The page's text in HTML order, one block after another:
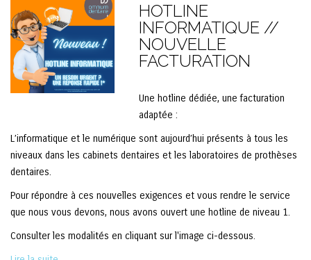
HOTLINE
INFORMATIQUE //
NOUVELLE
FACTURATION
Une hotline dédiée, une facturation
adaptée :
L’informatique et le numérique sont aujourd’hui présents à tous les
niveaux dans les cabinets dentaires et les laboratoires de prothèses
dentaires.
Pour répondre à ces nouvelles exigences et vous rendre le service
que nous vous devons, nous avons ouvert une hotline de niveau 1.
Consulter les modalités en cliquant sur l'image ci-dessous.